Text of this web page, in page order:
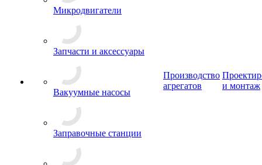
Микродвигатели
Запчасти и аксессуары
Вакуумные насосы
Заправочные станции
Производство
агрегатов
и монтаж